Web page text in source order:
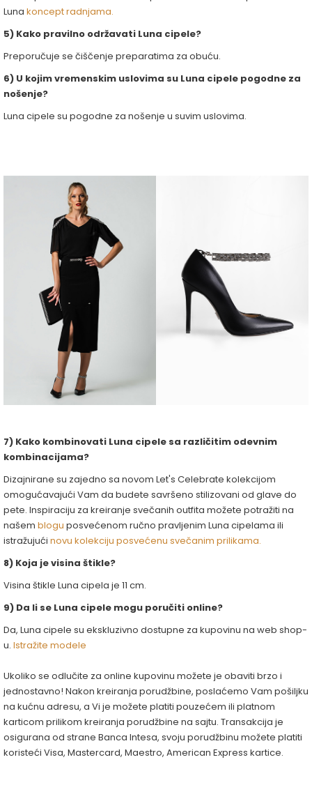
Luna koncept radnjama.
5) Kako pravilno održavati Luna cipele?
Preporučuje se čiščenje preparatima za obuću.
6) U kojim vremenskim uslovima su Luna cipele pogodne za
nošenje?
Luna cipele su pogodne za nošenje u suvim uslovima.
7) Kako kombinovati Luna cipele sa različitim odevnim
kombinacijama?
Dizajnirane su zajedno sa novom Let's Celebrate kolekcijom
omogućavajući Vam da budete savršeno stilizovani od glave do
pete. Inspiraciju za kreiranje svečanih outfita možete potražiti na
našem blogu posvećenom ručno pravljenim Luna cipelama ili
istražujući novu kolekciju posvećenu svečanim prilikama.
8) Koja je visina štikle?
Visina štikle Luna cipela je 11 cm.
9) Da li se Luna cipele mogu poručiti online?
Da, Luna cipele su ekskluzivno dostupne za kupovinu na web shop-
u. Istražite modele
Ukoliko se odlučite za online kupovinu možete je obaviti brzo i
jednostavno! Nakon kreiranja porudžbine, poslaćemo Vam pošiljku
na kućnu adresu, a Vi je možete platiti pouzećem ili platnom
karticom prilikom kreiranja porudžbine na sajtu. Transakcija je
osigurana od strane Banca Intesa, svoju porudžbinu možete platiti
koristeći Visa, Mastercard, Maestro, American Express kartice.